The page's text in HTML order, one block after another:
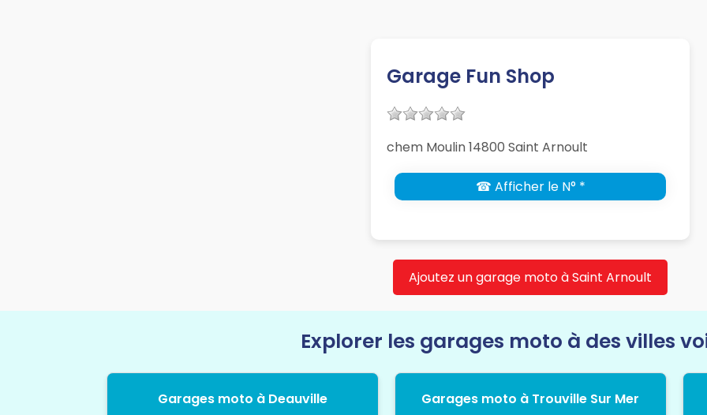
Garage Fun Shop
chem Moulin 14800 Saint Arnoult
☎ Afficher le N° *
Ajoutez un garage moto à Saint Arnoult
Explorer les garages moto à des villes
Garages moto à Deauville Garages moto à Trouville Sur Mer